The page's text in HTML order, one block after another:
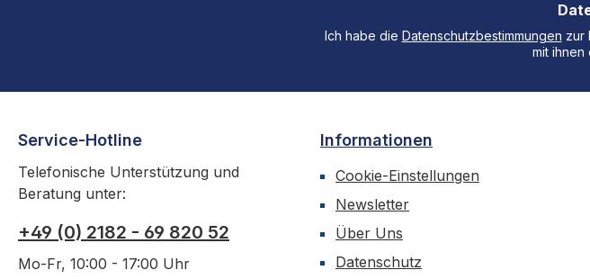
Ich habe die Datenschutzbestimmungen zur
mit ihnen
Service-Hotline
Telefonische Unterstützung und
Beratung unter:
+49 (0) 2182 - 69 820 52
Mo-Fr, 10:00 - 17:00 Uhr
Informationen
Cookie-Einstellungen
Newsletter
Über Uns
Datenschutz